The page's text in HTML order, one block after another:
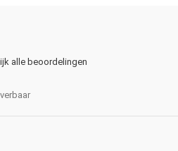
alle beoordelingen